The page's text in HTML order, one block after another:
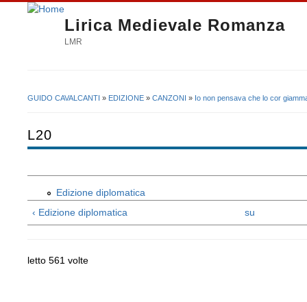
Lirica Medievale Romanza
LMR
GUIDO CAVALCANTI » EDIZIONE » CANZONI » Io non pensava che lo cor
L20
Edizione diplomatica
‹ Edizione diplomatica
su
letto 561 volte